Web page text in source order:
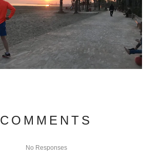
COMMENTS
No Responses